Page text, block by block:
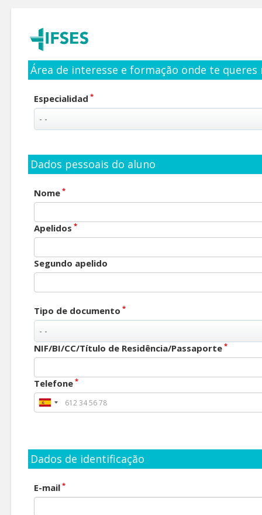
Área de interesse e formação onde te
Especialidad *
Dados pessoais do aluno
Nome *
Apelidos *
Segundo apelido
Tipo de documento *
NIF/BI/CC/Título de Residência/Passaporte *
Telefone *
Dados de identificação
E-mail *